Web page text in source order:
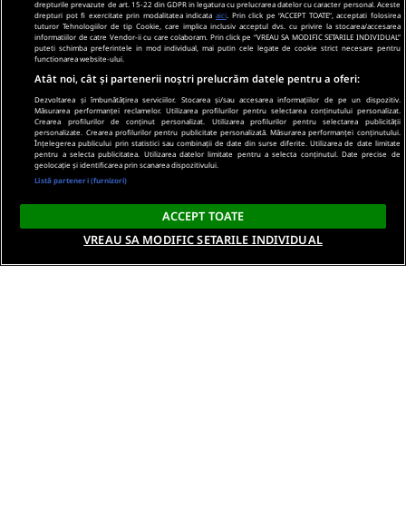
drepturile prevazute de art. 15-22 din GDPR in legatura cu prelucrarea datelor cu caracter personal. Aceste
drepturi pot fi exercitate prin modalitatea indicata aici . Prin click pe “ACCEPT TOATE”, acceptati folosirea
tuturor Tehnologiilor de tip Cookie, care implica inclusiv acceptul dvs. cu privire la stocarea/accesarea
informatiilor de catre Vendor-ii cu care colaboram. Prin click pe “VREAU SA MODIFIC SETARILE INDIVIDUAL”
puteti schimba preferintele in mod individual, mai putin cele legate de cookie strict necesare pentru
functionarea website-ului.
Atât noi, cât și partenerii noștri prelucrăm datele pentru a oferi:
Dezvoltarea și îmbunătățirea serviciilor. Stocarea și/sau accesarea informațiilor de pe un dispozitiv.
Măsurarea performanței reclamelor. Utilizarea profilurilor pentru selectarea conținutului personalizat.
Crearea profilurilor de conținut personalizat. Utilizarea profilurilor pentru selectarea publicității
personalizate. Crearea profilurilor pentru publicitate personalizată. Măsurarea performanței conținutului.
Înțelegerea publicului prin statistici sau combinații de date din surse diferite. Utilizarea de date limitate
pentru a selecta publicitatea. Utilizarea datelor limitate pentru a selecta conținutul. Date precise de
geolocație și identificarea prin scanarea dispozitivului.
Listă parteneri (furnizori)
ACCEPT TOATE
VREAU SA MODIFIC SETARILE INDIVIDUAL